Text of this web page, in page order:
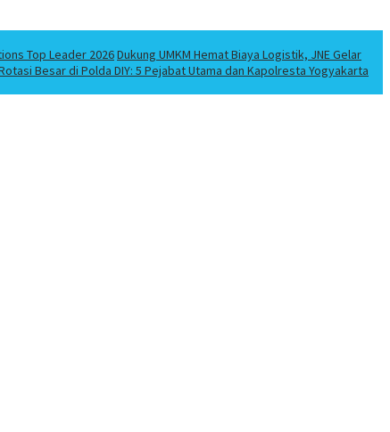
Top Leader 2026Dukung UMKM Hemat Biaya Logistik, JNE Gelar
Besar di Polda DIY: 5 Pejabat Utama dan Kapolresta Yogyakarta